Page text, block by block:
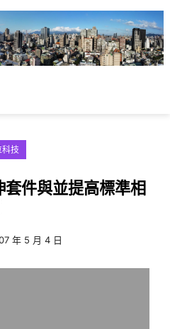
技
件與並提高標準相
年 5 月 4 日